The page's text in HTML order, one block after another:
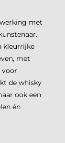
met
kleurrijke
met
voor
de whisky
ook een
én